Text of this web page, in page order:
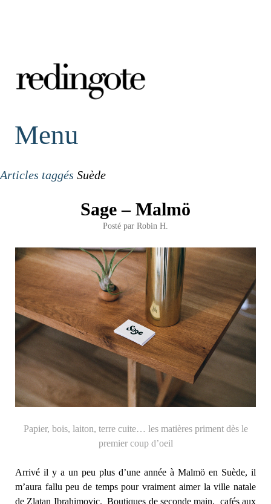
redingote.
Menu
Articles taggés Suède
Sage – Malmö
Posté par Robin H.
Papier, bois, laiton, terre cuite… les matières priment dès le
premier coup d’oeil
Arrivé il y a un peu plus d’une année à Malmö en Suède, il
m’aura fallu peu de temps pour vraiment aimer la ville natale
de Zlatan Ibrahimovic. Boutiques de seconde main, cafés aux